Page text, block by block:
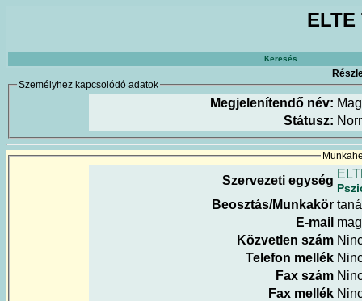
Keresés
Személyhez kapcsolódó adatok
Megjelenítendő név:
Státusz:
Szervezeti egység
Beosztás/Munkakör
E-mail
Közvetlen szám
Telefon mellék
Fax szám
Fax mellék